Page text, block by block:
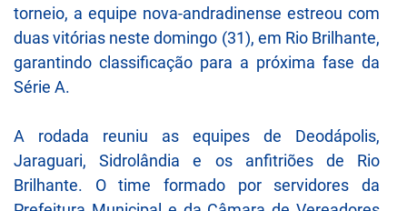
torneio, a equipe nova-andradinense estreou com
duas vitórias neste domingo (31), em Rio Brilhante,
garantindo classificação para a próxima fase da
Série A.
A rodada reuniu as equipes de Deodápolis,
Jaraguari, Sidrolândia e os anfitriões de Rio
Brilhante. O time formado por servidores da